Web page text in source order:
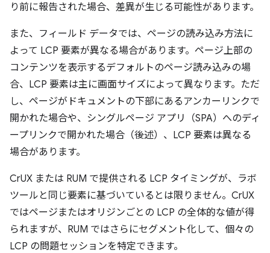
り前に報告された場合、差異が生じる可能性があります。
また、フィールド データでは、ページの読み込み方法に
よって LCP 要素が異なる場合があります。ページ上部の
コンテンツを表示するデフォルトのページ読み込みの場
合、LCP 要素は主に画面サイズによって異なります。ただ
し、ページがドキュメントの下部にあるアンカーリンクで
開かれた場合や、シングルページ アプリ（SPA）へのディ
ープリンクで開かれた場合（後述）、LCP 要素は異なる
場合があります。
CrUX または RUM で提供される LCP タイミングが、ラボ
ツールと同じ要素に基づいているとは限りません。CrUX
ではページまたはオリジンごとの LCP の全体的な値が得
られますが、RUM ではさらにセグメント化して、個々の
LCP の問題セッションを特定できます。